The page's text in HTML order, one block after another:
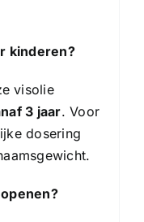
kinderen?
visolie
3 jaar. Voor
dosering